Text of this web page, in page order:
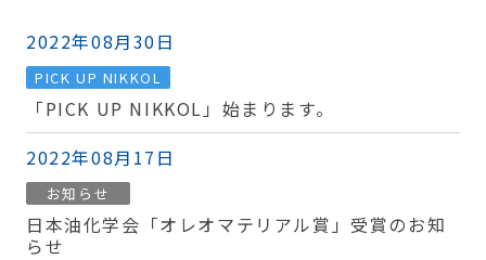
2022年08月30日
PICK UP NIKKOL
「PICK UP NIKKOL」始まります。
2022年08月17日
お知らせ
日本油化学会「オレオマテリアル賞」受賞のお知
らせ